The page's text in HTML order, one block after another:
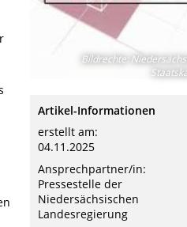
Bildrechte:
Artikel-Informationen
erstellt am:
04.11.2025
Ansprechpartner/in:
Pressestelle der
Niedersächsischen
Landesregierung